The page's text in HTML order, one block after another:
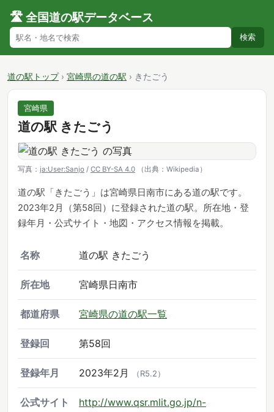
🛣️ 全国道の駅データベース
検索
道の駅トップ› 宮崎県の道の駅 › きたごう
宮崎県
道の駅 きたごう
写真： ja:User:Sanjo / CC BY-SA 4.0 （出典：Wikipedia）
道の駅「きたごう」は宮崎県日南市にある道の駅です。
2023年2月（第58回）に登録された道の駅。所在地・登
録年月・公式サイト・地図・アクセス情報を掲載。
名称 道の駅 きたごう
所在地 宮崎県日南市
都道府県 宮崎県の道の駅一覧
登録回 第58回
登録年月 2023年2月 （R5.2）
公式サイト
http://www.qsr.mlit.go.jp/n-